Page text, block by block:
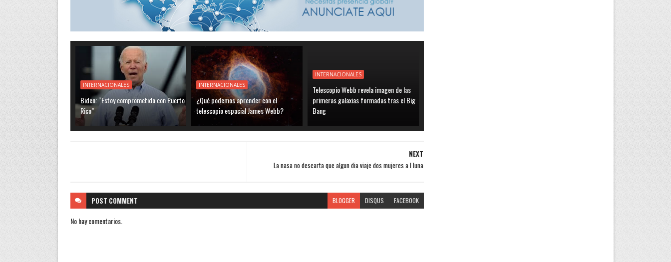
INTERNACIONALES
Biden: “Estoy comprometido con Puerto
Rico”
INTERNACIONALES
¿Qué podemos aprender con el
telescopio espacial James Webb?
INTERNACIONALES
Telescopio Webb revela imagen de las
primeras galaxias formadas tras el Big
Bang
NEXT
La nasa no descarta que algun dia viaje dos mujeres a l luna
POST COMMENT BLOGGER DISQUS FACEBOOK
No hay comentarios.